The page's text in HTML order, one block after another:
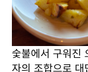
숯불에서 구워진
자의 조합으로